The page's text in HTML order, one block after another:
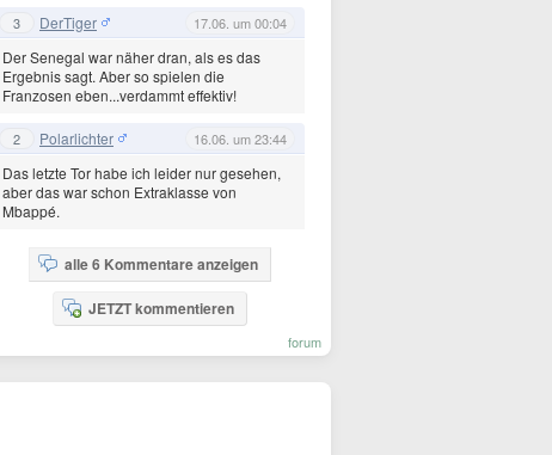
3 DerTiger 17.06. um 00:04
Der Senegal war näher dran, als es das
Ergebnis sagt. Aber so spielen die
Franzosen eben...verdammt effektiv!
2 Polarlichter 16.06. um 23:44
Das letzte Tor habe ich leider nur gesehen,
aber das war schon Extraklasse von
Mbappé.
alle 6 Kommentare anzeigen
JETZT kommentieren
forum